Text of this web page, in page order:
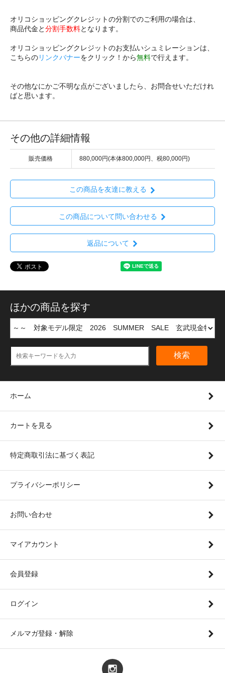
オリコショッピングクレジットの分割でのご利用の場合は、
商品代金と分割手数料となります。
オリコショッピングクレジットのお支払いシュミレーションは、
こちらのリンクバナーをクリック！から無料で行えます。
その他なにかご不明な点がございましたら、お問合せいただけれ
ばと思います。
その他の詳細情報
販売価格 880,000円(本体800,000円、税80,000円)
この商品を友達に教える
この商品について問い合わせる
返品について
ほかの商品を探す
検索
ホーム
カートを見る
特定商取引法に基づく表記
プライバシーポリシー
お問い合わせ
マイアカウント
会員登録
ログイン
メルマガ登録・解除